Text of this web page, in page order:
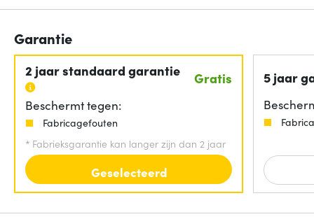
Garantie
2 jaar standaard garantie Gratis
Beschermt tegen:
Fabricagefouten
* Fabrieksgarantie kan langer zijn dan 2 jaar
Geselecteerd
5 jaar